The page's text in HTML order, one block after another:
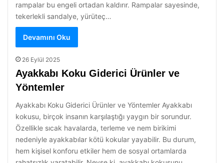
rampalar bu engeli ortadan kaldırır. Rampalar sayesinde,
tekerlekli sandalye, yürüteç…
Devamını Oku
26 Eylül 2025
Ayakkabı Koku Giderici Ürünler ve
Yöntemler
Ayakkabı Koku Giderici Ürünler ve Yöntemler Ayakkabı
kokusu, birçok insanın karşılaştığı yaygın bir sorundur.
Özellikle sıcak havalarda, terleme ve nem birikimi
nedeniyle ayakkabılar kötü kokular yayabilir. Bu durum,
hem kişisel konforu etkiler hem de sosyal ortamlarda